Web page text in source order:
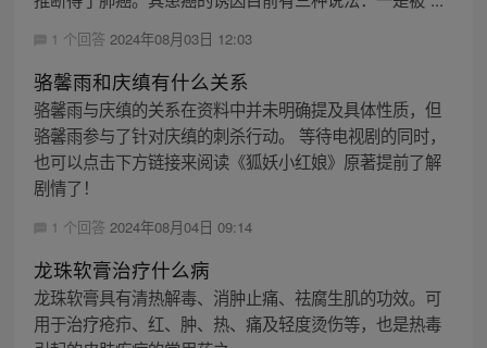
1 个回答 2024年08月03日 12:03
骆馨雨和庆缜有什么关系
骆馨雨与庆缜的关系在资料中并未明确提及具体性质，但
骆馨雨参与了针对庆缜的刺杀行动。 等待电视剧的同时，
也可以点击下方链接来阅读《狐妖小红娘》原著提前了解
剧情了！
1 个回答 2024年08月04日 09:14
龙珠软膏治疗什么病
龙珠软膏具有清热解毒、消肿止痛、祛腐生肌的功效。可
用于治疗疮疖、红、肿、热、痛及轻度烫伤等，也是热毒